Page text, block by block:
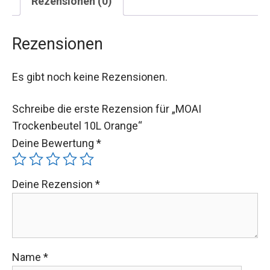
Rezensionen (0)
Rezensionen
Es gibt noch keine Rezensionen.
Schreibe die erste Rezension für „MOAI
Trockenbeutel 10L Orange“
Deine Bewertung
Deine Rezension*
Name*